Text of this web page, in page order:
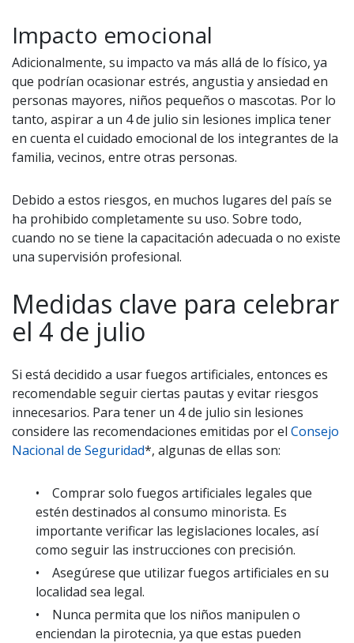
Impacto emocional
Adicionalmente, su impacto va más allá de lo físico, ya
que podrían ocasionar estrés, angustia y ansiedad en
personas mayores, niños pequeños o mascotas. Por lo
tanto, aspirar a un 4 de julio sin lesiones implica tener
en cuenta el cuidado emocional de los integrantes de la
familia, vecinos, entre otras personas.
Debido a estos riesgos, en muchos lugares del país se
ha prohibido completamente su uso. Sobre todo,
cuando no se tiene la capacitación adecuada o no existe
una supervisión profesional.
Medidas clave para celebrar
el 4 de julio
Si está decidido a usar fuegos artificiales, entonces es
recomendable seguir ciertas pautas y evitar riesgos
innecesarios. Para tener un 4 de julio sin lesiones
considere las recomendaciones emitidas por el Consejo
Nacional de Seguridad*, algunas de ellas son:
• Comprar solo fuegos artificiales legales que
estén destinados al consumo minorista. Es
importante verificar las legislaciones locales, así
como seguir las instrucciones con precisión.
• Asegúrese que utilizar fuegos artificiales en su
localidad sea legal.
• Nunca permita que los niños manipulen o
enciendan la pirotecnia, ya que estas pueden